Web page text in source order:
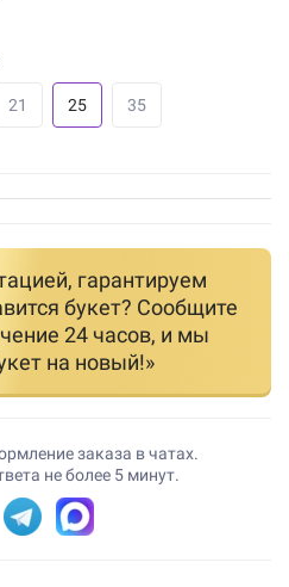
21 25 35
гарантируем
букет? Сообщите
24 часов, и мы
на новый!»
заказа в чатах.
не более 5 минут.